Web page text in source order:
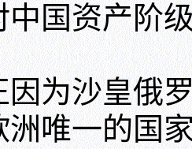
中国资产阶
沙皇俄罗
洲唯一的国